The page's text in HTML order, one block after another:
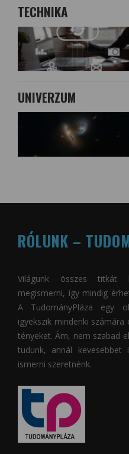
TECHNIKA
UNIVERZUM
RÓLUNK –
Világunk összes titkát
megismerni, így mindig
A TudományPláza egy
igyekszik mindenki
tényeket. Ám, nem szabad
tudunk, annál
ismerni szeretnénk.